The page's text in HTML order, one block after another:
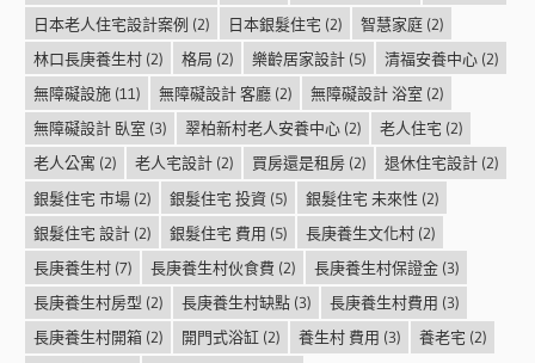
日本老人住宅設計案例 (2) 日本銀髮住宅 (2) 智慧家庭(2)
林口長庚養生村(2) 格局 (2) 樂齡居家設計(5) 清福安養中心(2)
無障礙設施(11) 無障礙設計 客廳(2) 無障礙設計 浴室 (2)
無障礙設計 臥室 (3) 翠柏新村老人安養中心(2) 老人住宅 (2)
老人公寓 (2) 老人宅設計(2) 買房還是租房(2) 退休住宅設計(2)
銀髮住宅 市場(2) 銀髮住宅 投資(5) 銀髮住宅 未來性 (2)
銀髮住宅 設計(2) 銀髮住宅 費用 (5) 長庚養生文化村(2)
長庚養生村(7) 長庚養生村伙食費 (2) 長庚養生村保證金(3)
長庚養生村房型 (2) 長庚養生村缺點(3) 長庚養生村費用 (3)
長庚養生村開箱(2) 開門式浴缸(2) 養生村 費用 (3) 養老宅 (2)